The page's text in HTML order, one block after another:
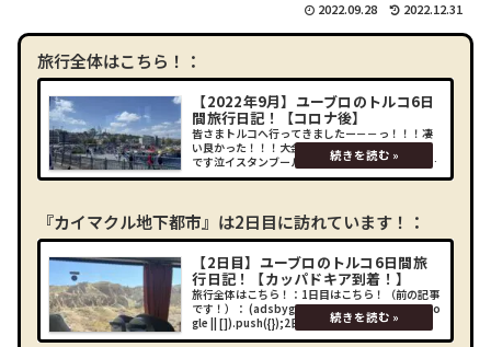
2022.09.28 2022.12.31
旅行全体はこちら！：
【2022年9月】ユーブロのトルコ6日
間旅行日記！【コロナ後】
皆さまトルコへ行ってきましたー－－っ！！！凄
い良かった！！！大金を積んだ甲斐があったもの
です泣イスタンブールやカッパドキア、トルコ6日
間の旅行を楽しんできましたので、是非ブログに
『カイマクル地下都市』は2日目に訪れています！：
【2日目】ユーブロのトルコ6日間旅
行日記！【カッパドキア到着！】
旅行全体はこちら！：1日目はこちら！（前の記事
です！）： (adsbygoogle = window.adsbygoo
gle || []).push({});2日目イスタンブール空港到着
からの乗継イスタンブール空港へ到着！長旅フラ